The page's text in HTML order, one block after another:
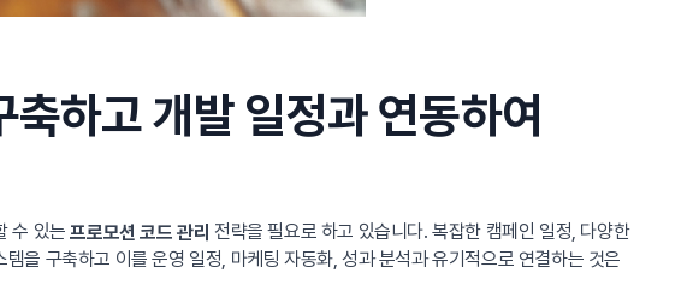
하고 개발 일정과 연동하여
수 있는프로모션 코드 관리 전략을 필요로 하고 있습니다. 복잡한 캠페인 일정, 다양한
을 구축하고 이를 운영 일정, 마케팅 자동화, 성과 분석과 유기적으로 연결하는 것은